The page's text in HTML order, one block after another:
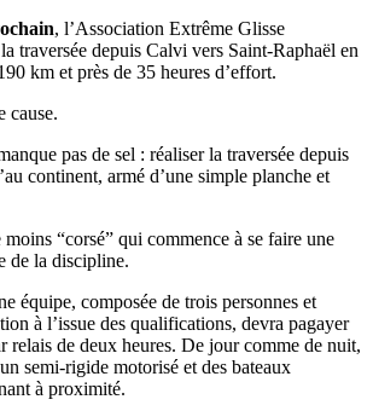
, l’Association Extrême Glisse
traversée depuis Calvi vers Saint-Raphaël en
km et près de 35 heures d’effort.
cause.
pas de sel : réaliser la traversée depuis
continent, armé d’une simple planche et
“corsé” qui commence à se faire une
de la discipline.
équipe, composée de trois personnes et
à l’issue des qualifications, devra pagayer
relais de deux heures. De jour comme de nuit,
semi-rigide motorisé et des bateaux
à proximité.